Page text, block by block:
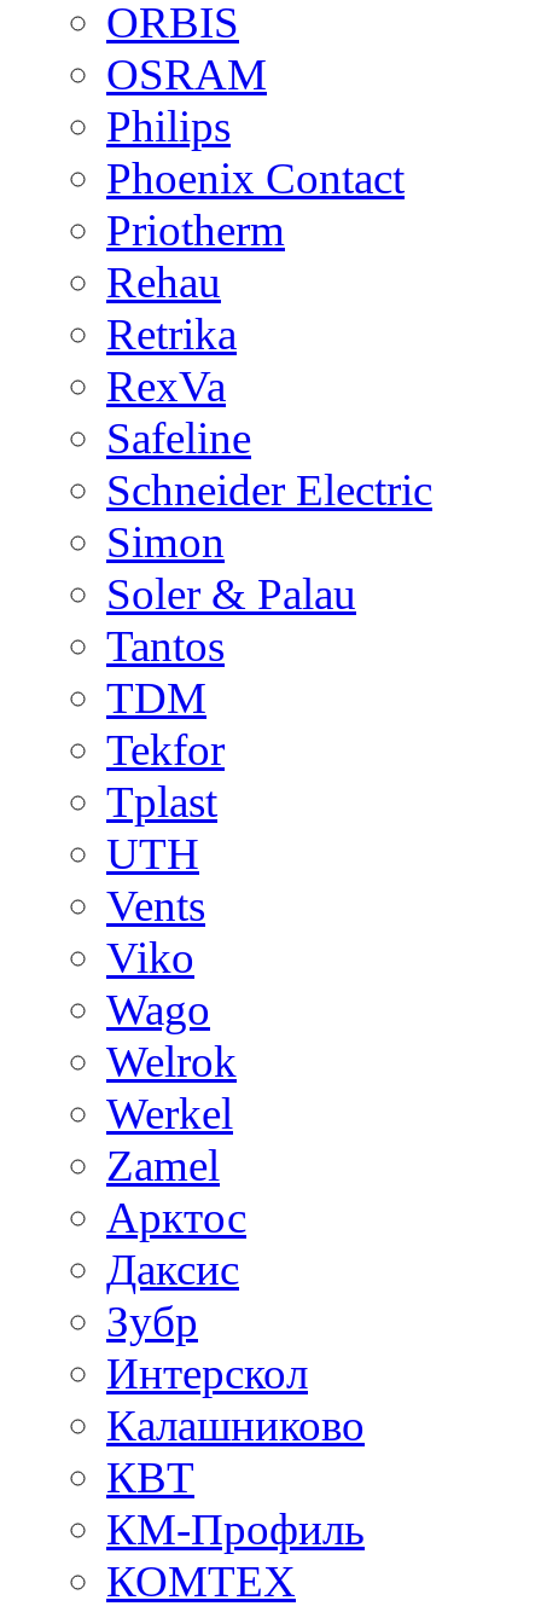
ORBIS
OSRAM
Philips
Phoenix Contact
Priotherm
Rehau
Retrika
RexVa
Safeline
Schneider Electric
Simon
Soler & Palau
Tantos
TDM
Tekfor
Tplast
UTH
Vents
Viko
Wago
Welrok
Werkel
Zamel
Арктос
Даксис
Зубр
Интерскол
Калашниково
КВТ
КМ-Профиль
КОМТЕХ